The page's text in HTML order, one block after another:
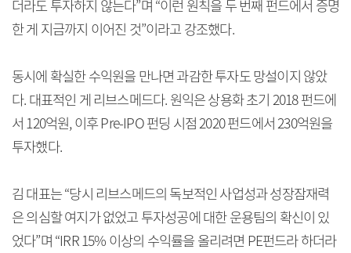
더라도 투자하지 않는다”며 “이런 원칙을 두 번째 펀드에서 증명
한 게 지금까지 이어진 것”이라고 강조했다.
동시에 확실한 수익원을 만나면 과감한 투자도 망설이지 않았
다. 대표적인 게 리브스메드다. 원익은 상용화 초기 2018 펀드에
서 120억원, 이후 Pre-IPO 펀딩 시점 2020 펀드에서 230억원을
투자했다.
김 대표는 “당시 리브스메드의 독보적인 사업성과 성장잠재력
은 의심할 여지가 없었고 투자성공에 대한 운용팀의 확신이 있
었다”며 “IRR 15% 이상의 수익률을 올리려면 PE펀드라 하더라